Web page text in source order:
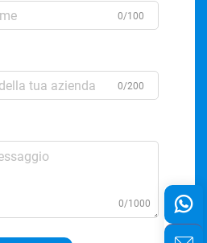
0/100
0/200
0/1000